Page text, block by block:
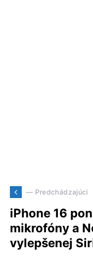
— Predchádzajúci
iPhone 16
mikrofóny a
vylepšenej